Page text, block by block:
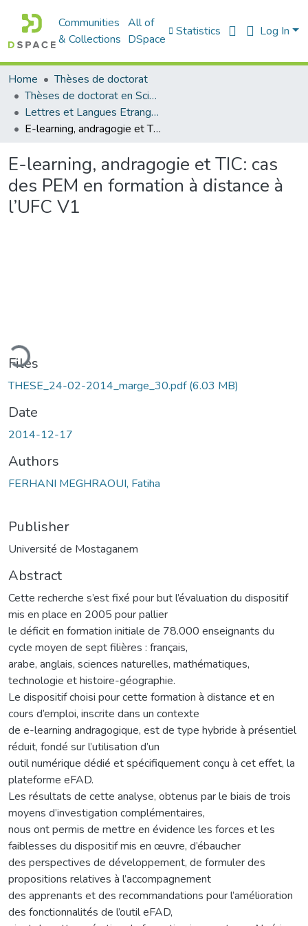
Communities
& Collections
All of
DSpace
Statistics Log In
Home
Thèses de doctorat
Thèses de doctorat en Sciences
Lettres et Langues Etrangères - اللغات الأجنبية
E-learning, andragogie et TIC: cas des PEM en formation à distance à l’UFC V1
E-learning, andragogie et TIC: cas
des PEM en formation à distance à
l’UFC V1
Files
THESE_24-02-2014_marge_30.pdf(6.03 MB)
Date
2014-12-17
Authors
FERHANI MEGHRAOUI, Fatiha
Publisher
Université de Mostaganem
Abstract
Cette recherche s’est fixé pour but l’évaluation du dispositif
mis en place en 2005 pour pallier
le déficit en formation initiale de 78.000 enseignants du
cycle moyen de sept filières : français,
arabe, anglais, sciences naturelles, mathématiques,
technologie et histoire-géographie.
Le dispositif choisi pour cette formation à distance et en
cours d’emploi, inscrite dans un contexte
de e-learning andragogique, est de type hybride à présentiel
réduit, fondé sur l’utilisation d’un
outil numérique dédié et spécifiquement conçu à cet effet, la
plateforme eFAD.
Les résultats de cette analyse, obtenus par le biais de trois
moyens d’investigation complémentaires,
nous ont permis de mettre en évidence les forces et les
faiblesses du dispositif mis en œuvre, d’ébaucher
des perspectives de développement, de formuler des
propositions relatives à l’accompagnement
des apprenants et des recommandations pour l’amélioration
des fonctionnalités de l’outil eFAD,